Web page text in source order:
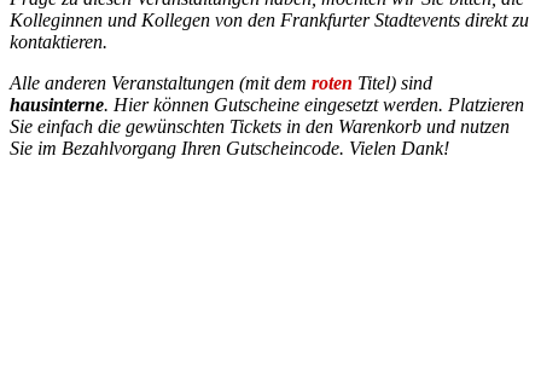
Kolleginnen und Kollegen von den Frankfurter Stadtevents direkt zu
kontaktieren.
Alle anderen Veranstaltungen (mit dem roten Titel) sind
hausinterne. Hier können Gutscheine eingesetzt werden. Platzieren
Sie einfach die gewünschten Tickets in den Warenkorb und nutzen
Sie im Bezahlvorgang Ihren Gutscheincode. Vielen Dank!